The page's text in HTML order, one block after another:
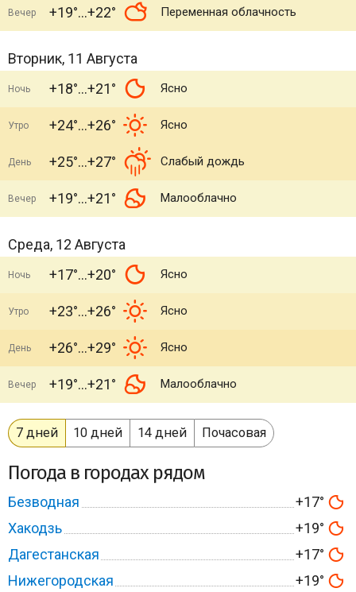
Вечер +19° +22° Переменная облачность
Вторник, 11 Августа
Ночь +18° +21° Ясно
Утро +24° +26° Ясно
День +25° +27° Слабый дождь
Вечер +19° +21° Малооблачно
Среда, 12 Августа
Ночь +17° +20° Ясно
Утро +23° +26° Ясно
День +26° +29° Ясно
Вечер +19° +21° Малооблачно
7 дней 10 дней 14 дней Почасовая
Погода в городах рядом
Безводная
+17°
Хакодзь
+19°
Дагестанская
+17°
Нижегородская
+19°